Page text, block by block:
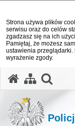
Strona używa plików
serwisu oraz do celów
zgadzasz się na ich
Pamiętaj, że możesz
ustawienia
wyrażenie zgody.